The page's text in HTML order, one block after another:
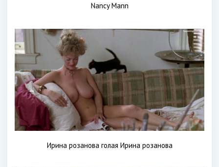
Nancy Mann
Ирина розанова голая Ирина розанова